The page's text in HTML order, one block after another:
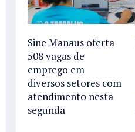
Sine Manaus oferta
508 vagas de
emprego em
diversos setores com
atendimento nesta
segunda